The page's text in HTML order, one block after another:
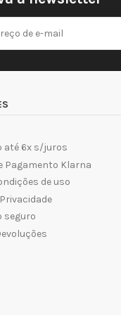
até 6x s/juros
Pagamento Klarna
de uso
seguro